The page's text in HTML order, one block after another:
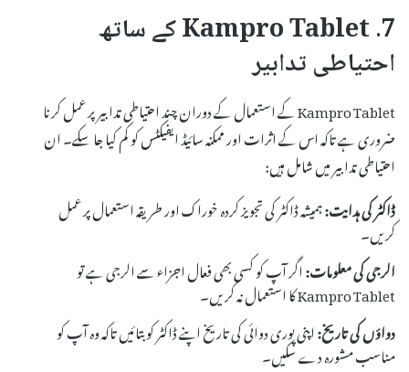
7. Kampro Tablet کے ساتھ
احتیاطی تدابیر
Kampro Tablet کے استعمال کے دوران چند احتیاطی تدابیر پر عمل کرنا
ضروری ہے تاکہ اس کے اثرات اور ممکنہ سائیڈ ایفیکٹس کو کم کیا جا سکے۔ ان
احتیاطی تدابیر میں شامل ہیں:
ڈاکٹر کی ہدایت:ہمیشہ ڈاکٹر کی تجویز کردہ خوراک اور طریقہ استعمال پر عمل
کریں۔
الرجی کی معلومات:اگر آپ کو کسی بھی فعال اجزاء سے الرجی ہے تو
Kampro Tablet کا استعمال نہ کریں۔
دواؤں کی تاریخ:اپنی پوری دوائی کی تاریخ اپنے ڈاکٹر کو بتائیں تاکہ وہ آپ کو
مناسب مشورہ دے سکیں۔